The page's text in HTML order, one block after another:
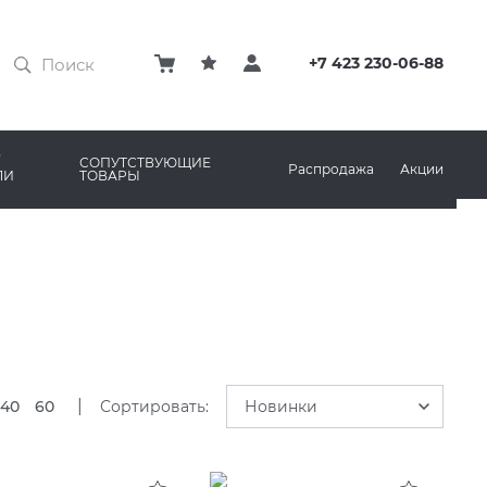
+7 423 230-06-88
MARAZZI
СОПУТСТВУЮЩИЕ
ТОВАРЫ
КЛЕЙ
СИСТЕМА ВЫРАВНИВАНИЯ
Распродажа Акции
40 60 Сортировать: Новинки